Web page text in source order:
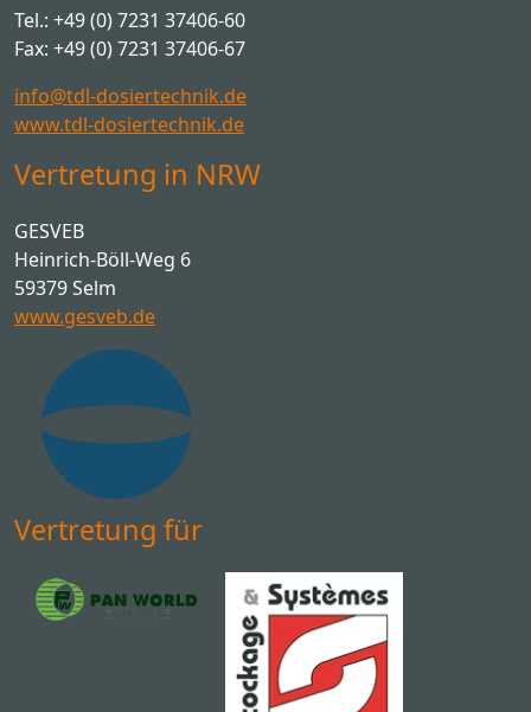
Tel.: +49 (0) 7231 37406-60
Fax: +49 (0) 7231 37406-67
info@tdl-dosiertechnik.de
www.tdl-dosiertechnik.de
Vertretung in NRW
GESVEB
Heinrich-Böll-Weg 6
59379 Selm
www.gesveb.de
Vertretung für